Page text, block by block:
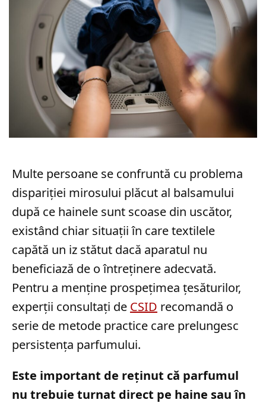
Multe persoane se confruntă cu problema
dispariției mirosului plăcut al balsamului
după ce hainele sunt scoase din uscător,
existând chiar situații în care textilele
capătă un iz stătut dacă aparatul nu
beneficiază de o întreținere adecvată.
Pentru a menține prospețimea țesăturilor,
experții consultați de CSID recomandă o
serie de metode practice care prelungesc
persistența parfumului.
Este important de reținut că parfumul
nu trebuie turnat direct pe haine sau în